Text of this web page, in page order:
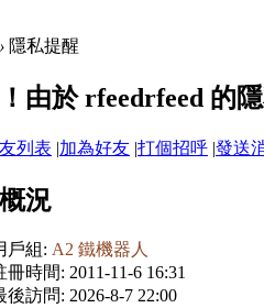
› 隱私提醒
由於 rfeedrfeed 的
列表 |加為好友 |打個招呼 |發送
況
戶組: A2 鐵機器人
冊時間: 2011-11-6 16:31
後訪問: 2026-8-7 22:00